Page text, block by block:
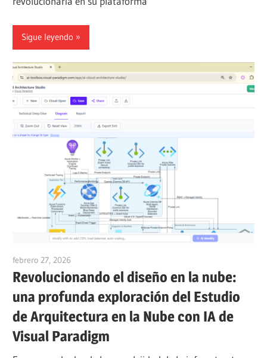
Sigue leyendo
febrero 27, 2026
Revolucionando el diseño en la nube:
una profunda exploración del Estudio
de Arquitectura en la Nube con IA de
Visual Paradigm